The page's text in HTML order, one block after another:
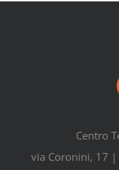
Centro
via Coronini, 17 |